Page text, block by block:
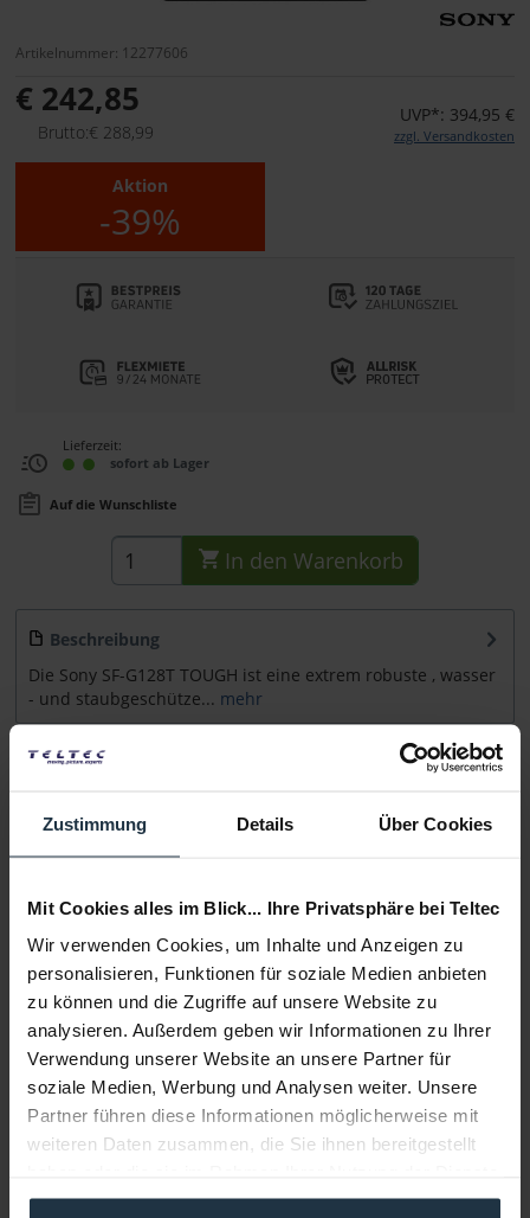
Zustimmung Details Über Cookies
Mit Cookies alles im Blick... Ihre Privatsphäre bei Teltec
Wir verwenden Cookies, um Inhalte und Anzeigen zu
personalisieren, Funktionen für soziale Medien anbieten
zu können und die Zugriffe auf unsere Website zu
analysieren. Außerdem geben wir Informationen zu Ihrer
Verwendung unserer Website an unsere Partner für
soziale Medien, Werbung und Analysen weiter. Unsere
Partner führen diese Informationen möglicherweise mit
weiteren Daten zusammen, die Sie ihnen bereitgestellt
gesammelt haben.
Artikelnummer: 12277606
€ 242,85
Brutto:€ 288,99
UVP*: 394,95 €
zzgl. Versandkosten
Aktion
-39%
Lieferzeit:
sofort ab Lager
Auf die Wunschliste
In den Warenkorb
Beschreibung
Die Sony SF-G128T TOUGH ist eine extrem robuste , wasser
- und staubgeschütze... mehr
Zubehör
Beratung
Infos zu Hersteller & Produktsicherheit
Folgende Infos zum Hersteller sind verfübar......mehr
Weitere Artikel von Sony ansehen